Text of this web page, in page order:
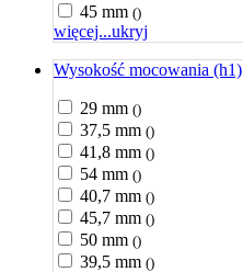
45 mm ()
więcej...ukryj
Wysokość mocowania (h1)
29 mm ()
37,5 mm ()
41,8 mm ()
54 mm ()
40,7 mm ()
45,7 mm ()
50 mm ()
39,5 mm ()